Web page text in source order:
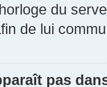
du
de lui
pas